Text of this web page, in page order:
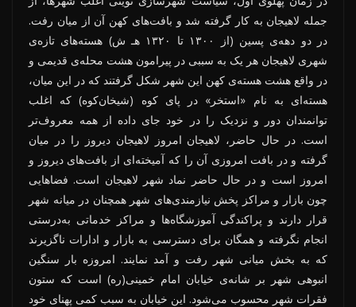
جمله لاهیجان به کار گرفته شد و بافت‌های کهن آن از میان رفت.
در دو دهه‌ی پسین (از ۱۳۰۰ تا ۱۳۲۰ هـ ش) هسته‌های تازه‌ی
شهری لاهیجان هر یک به سببی در پیرامون هشت محله‌ی قدیمی و
در واقع هشت هسته‌ی کهن این شهر شکل گرفتند که در این میان،
هسته‌ای به نام «استخر» در پای کوه (شیخان‌کوه) که اغلب
توانمندان دور و نزدیک را در خود جای داده از همه معروف‌تر
است. در حال حاضر، لاهیجان امروز لاهیجان دیروز را در میان
گرفته و در بافت امروزی آن را که آمیخته‌ای از بافت‌های دیروز و
امروز است و در حال حاضر نماد شهر لاهیجان است. فضاهایی
چون بازار و مراکز پخش نیازمندی‌های شهر همچنان در میانه شهر
قرار دارند و پراکندگی آموزشگاه‌ها و مراکز خدماتی به‌درستی
انجام نگرفته و همگان برای دسترسی به بازار و ادارات ناگزیرند
که به بخش میانی شهر رفت و آمد نمایند. امروزه بار سنگین
انبوهی شهر بر شانه‌ی خیابان امام‌ خمینی(ره) است که ستون
فقرات شهر محسوب می‌شود. این خیابان به سبب کمی پهنای خود